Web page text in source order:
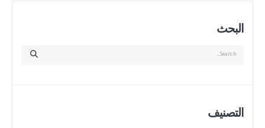
البحث
التصنيف